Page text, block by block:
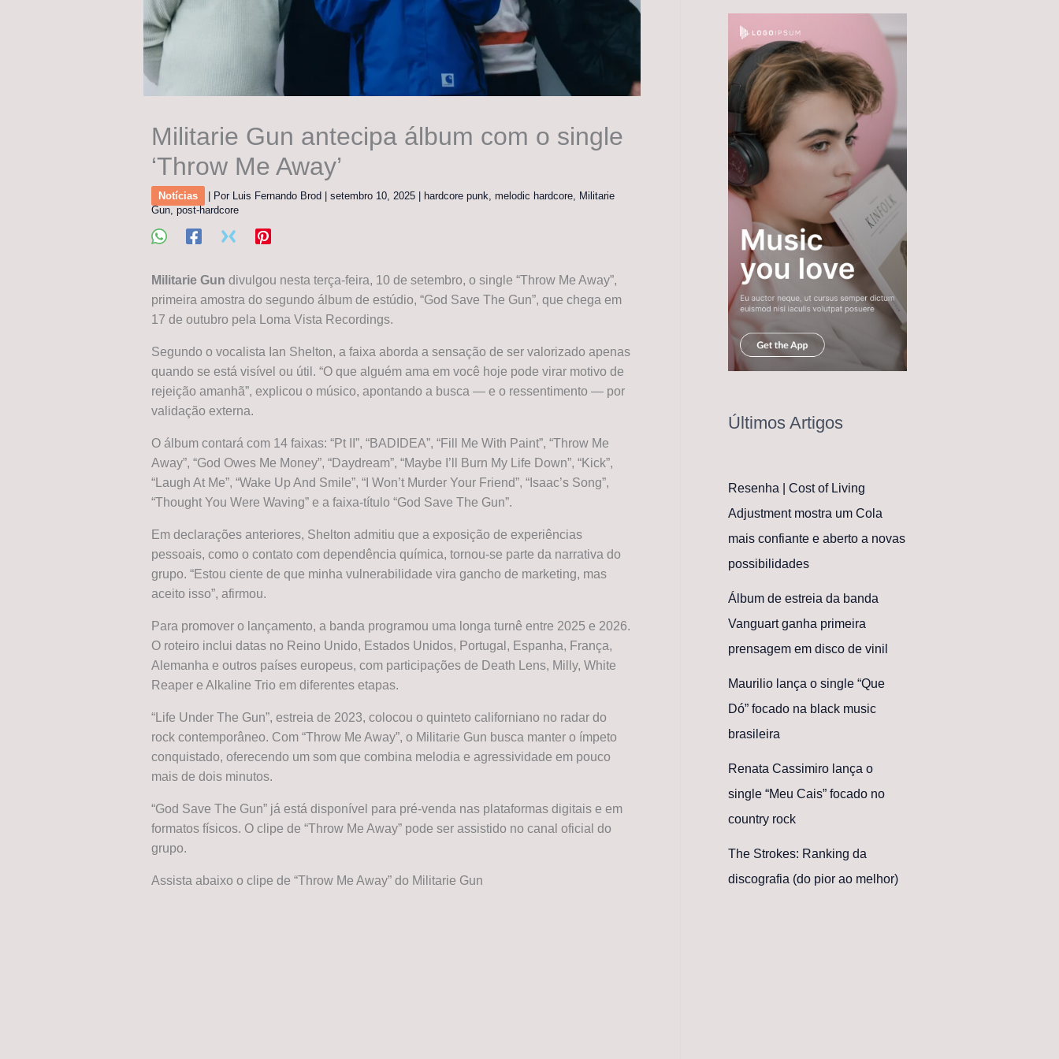
Militarie Gun antecipa álbum com o single
‘Throw Me Away’
Notícias | Por Luis Fernando Brod setembro 10, 2025 hardcore punk melodic hardcore
Militarie
Gun post-hardcore
Militarie Gun divulgou nesta terça-feira, 10 de setembro, o single “Throw Me Away”,
primeira amostra do segundo álbum de estúdio, “God Save The Gun”, que chega em
17 de outubro pela Loma Vista Recordings.
Segundo o vocalista Ian Shelton, a faixa aborda a sensação de ser valorizado apenas
quando se está visível ou útil. “O que alguém ama em você hoje pode virar motivo de
rejeição amanhã”, explicou o músico, apontando a busca — e o ressentimento — por
validação externa.
O álbum contará com 14 faixas: “Pt II”, “BADIDEA”, “Fill Me With Paint”, “Throw Me
Away”, “God Owes Me Money”, “Daydream”, “Maybe I’ll Burn My Life Down”, “Kick”,
“Laugh At Me”, “Wake Up And Smile”, “I Won’t Murder Your Friend”, “Isaac’s Song”,
“Thought You Were Waving” e a faixa-título “God Save The Gun”.
Em declarações anteriores, Shelton admitiu que a exposição de experiências
pessoais, como o contato com dependência química, tornou-se parte da narrativa do
grupo. “Estou ciente de que minha vulnerabilidade vira gancho de marketing, mas
aceito isso”, afirmou.
Para promover o lançamento, a banda programou uma longa turnê entre 2025 e 2026.
O roteiro inclui datas no Reino Unido, Estados Unidos, Portugal, Espanha, França,
Alemanha e outros países europeus, com participações de Death Lens, Milly, White
Reaper e Alkaline Trio em diferentes etapas.
“Life Under The Gun”, estreia de 2023, colocou o quinteto californiano no radar do
rock contemporâneo. Com “Throw Me Away”, o Militarie Gun busca manter o ímpeto
conquistado, oferecendo um som que combina melodia e agressividade em pouco
mais de dois minutos.
“God Save The Gun” já está disponível para pré-venda nas plataformas digitais e em
formatos físicos. O clipe de “Throw Me Away” pode ser assistido no canal oficial do
grupo.
Assista abaixo o clipe de “Throw Me Away” do Militarie Gun
Últimos Artigos
Resenha | Cost of Living
Adjustment mostra um Cola
mais confiante e aberto a novas
possibilidades
Álbum de estreia da banda
Vanguart ganha primeira
prensagem em disco de vinil
Maurilio lança o single “Que
Dó” focado na black music
brasileira
Renata Cassimiro lança o
single “Meu Cais” focado no
country rock
The Strokes: Ranking da
discografia (do pior ao melhor)